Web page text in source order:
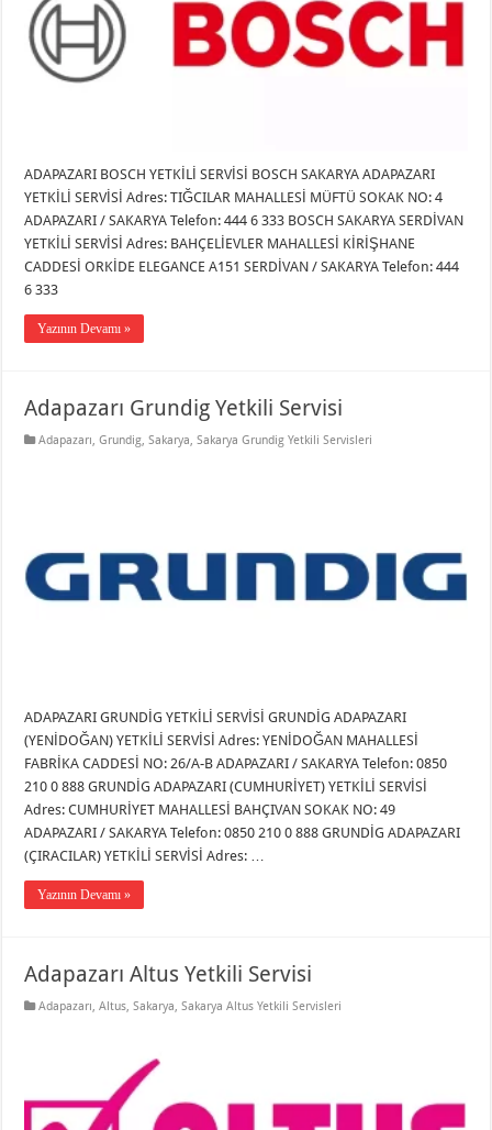
ADAPAZARI BOSCH YETKİLİ SERVİSİ BOSCH SAKARYA ADAPAZARI
YETKİLİ SERVİSİ Adres: TIĞCILAR MAHALLESİ MÜFTÜ SOKAK NO: 4
ADAPAZARI / SAKARYA Telefon: 444 6 333 BOSCH SAKARYA SERDİVAN
YETKİLİ SERVİSİ Adres: BAHÇELİEVLER MAHALLESİ KİRİŞHANE
CADDESİ ORKİDE ELEGANCE A151 SERDİVAN / SAKARYA Telefon: 444
6 333
Yazının Devamı »
Adapazarı Grundig Yetkili Servisi
Adapazarı,Grundig,Sakarya,Sakarya Grundig Yetkili Servisleri
ADAPAZARI GRUNDİG YETKİLİ SERVİSİ GRUNDİG ADAPAZARI
(YENİDOĞAN) YETKİLİ SERVİSİ Adres: YENİDOĞAN MAHALLESİ
FABRİKA CADDESİ NO: 26/A-B ADAPAZARI / SAKARYA Telefon: 0850
210 0 888 GRUNDİG ADAPAZARI (CUMHURİYET) YETKİLİ SERVİSİ
Adres: CUMHURİYET MAHALLESİ BAHÇIVAN SOKAK NO: 49
ADAPAZARI / SAKARYA Telefon: 0850 210 0 888 GRUNDİG ADAPAZARI
(ÇIRACILAR) YETKİLİ SERVİSİ Adres: …
Yazının Devamı »
Adapazarı Altus Yetkili Servisi
Adapazarı,Altus,Sakarya,Sakarya Altus Yetkili Servisleri